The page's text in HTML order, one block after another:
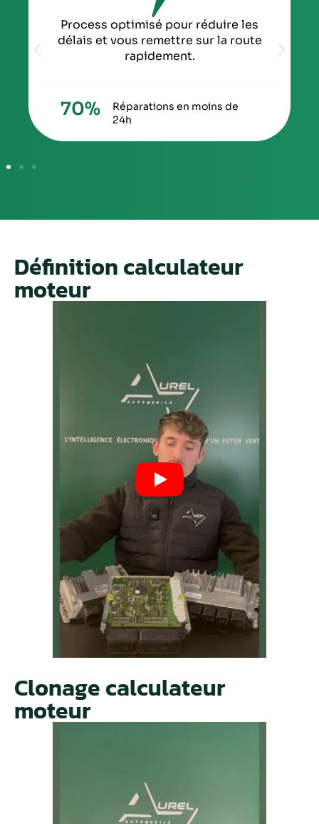
pour réduire les
remettre sur la route
en moins de
Temps moyen de
heure pour
réactif
Définition calculateur
moteur
Clonage calculateur
moteur